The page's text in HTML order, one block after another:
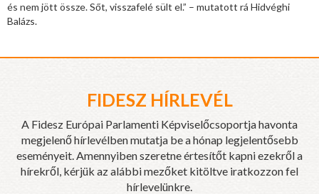
és nem jött össze. Sőt, visszafelé sült el.” – mutatott rá Hidvéghi
Balázs.
FIDESZ HÍRLEVÉL
A Fidesz Európai Parlamenti Képviselőcsoportja havonta
megjelenő hírlevélben mutatja be a hónap legjelentősebb
eseményeit. Amennyiben szeretne értesítőt kapni ezekről a
hírekről, kérjük az alábbi mezőket kitöltve iratkozzon fel
hírlevelünkre.